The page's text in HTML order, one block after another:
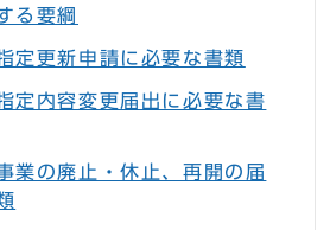
る要綱
更新申請に必要な書類
内容変更届出に必要な書
の廃止・休止、再開の届